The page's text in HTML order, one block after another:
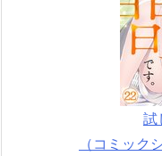
試
（コミック